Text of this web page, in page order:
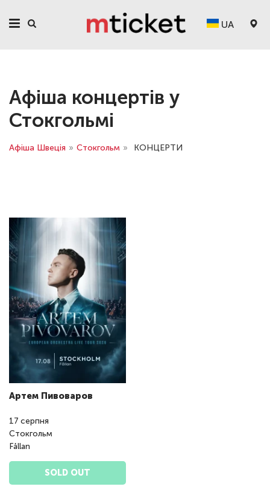
UA
Афіша концертів у
Стокгольмі
Афіша Швеція » Стокгольм » КОНЦЕРТИ
Артем Пивоваров
17 серпня
Стокгольм
Fållan
SOLD OUT